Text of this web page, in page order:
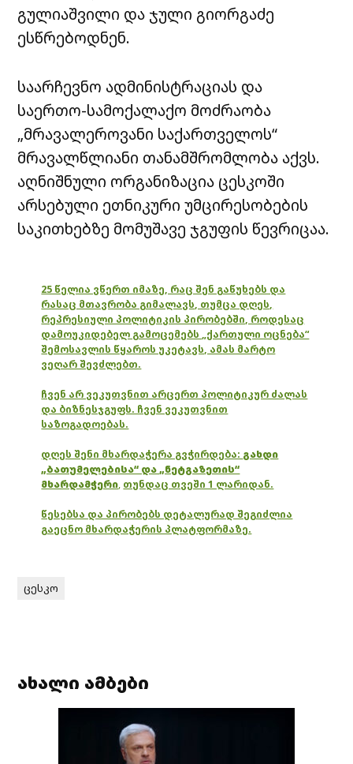
გულიაშვილი და ჯული გიორგაძე
ესწრებოდნენ.
საარჩევნო ადმინისტრაციას და
საერთო-სამოქალაქო მოძრაობა
„მრავალეროვანი საქართველოს“
მრავალწლიანი თანამშრომლობა აქვს.
აღნიშნული ორგანიზაცია ცესკოში
არსებული ეთნიკური უმცირესობების
საკითხებზე მომუშავე ჯგუფის წევრიცაა.
25 წელია ვწერთ იმაზე, რაც შენ გაწუხებს და
რასაც მთავრობა გიმალავს, თუმცა დღეს,
რეპრესიული პოლიტიკის პირობებში, როდესაც
დამოუკიდებელ გამოცემებს „ქართული ოცნება“
შემოსავლის წყაროს უკეტავს, ამას მარტო
ვეღარ შევძლებთ.
ჩვენ არ ვეკუთვნით არცერთ პოლიტიკურ ძალას
და ბიზნესჯგუფს. ჩვენ ვეკუთვნით
საზოგადოებას.
დღეს შენი მხარდაჭერა გვჭირდება: გახდი
„ბათუმელებისა“ და „ნეტგაზეთის“
მხარდამჭერი, თუნდაც თვეში 1 ლარიდან.
წესებსა და პირობებს დეტალურად შეგიძლია
გაეცნო მხარდაჭერის პლატფორმაზე.
ცესკო
ახალი ამბები